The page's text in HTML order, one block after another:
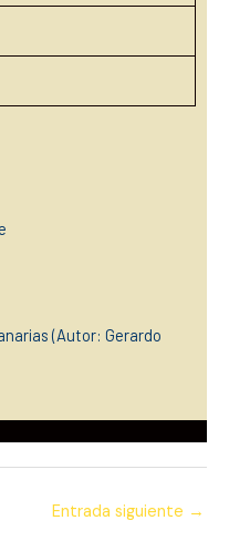
(Autor: Gerardo
Entrada siguiente →